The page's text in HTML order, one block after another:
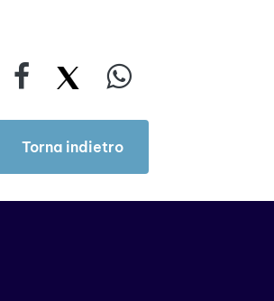
Torna indietro
Torna indietro